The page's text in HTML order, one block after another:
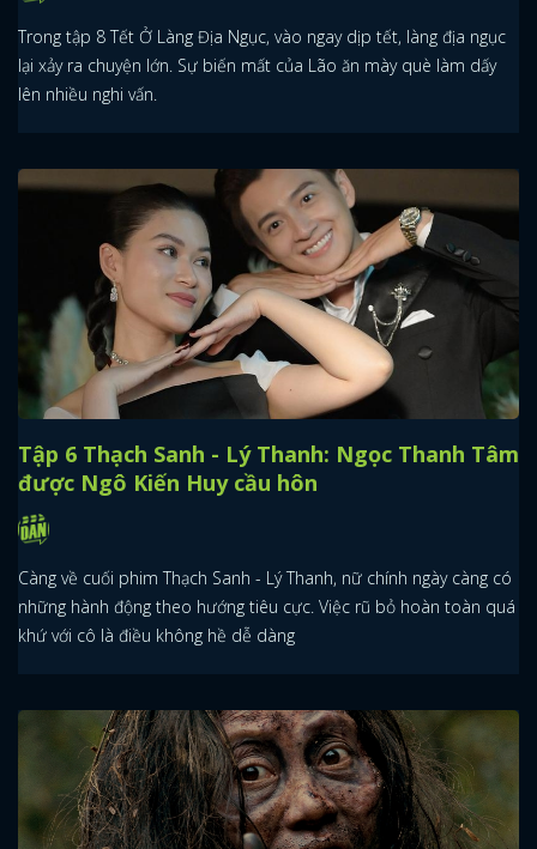
Trong tập 8 Tết Ở Làng Địa Ngục, vào ngay dịp tết, làng địa ngục
lại xảy ra chuyện lớn. Sự biến mất của Lão ăn mày què làm dấy
lên nhiều nghi vấn.
Tập 6 Thạch Sanh - Lý Thanh: Ngọc Thanh Tâm
được Ngô Kiến Huy cầu hôn
Càng về cuối phim Thạch Sanh - Lý Thanh, nữ chính ngày càng có
những hành động theo hướng tiêu cực. Việc rũ bỏ hoàn toàn quá
khứ với cô là điều không hề dễ dàng